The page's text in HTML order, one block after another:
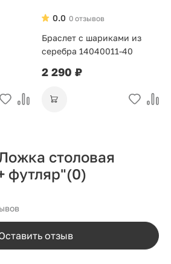
0 отзывов
0.0
Браслет с шариками из
серебра 14040011-40
2 290 ₽
столовая
футляр"(0)
отзыв